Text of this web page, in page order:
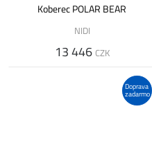
Koberec POLAR BEAR
NIDI
13 446 CZK
Doprava
zadarmo